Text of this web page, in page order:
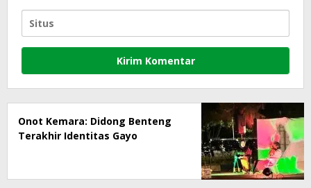
Onot Kemara: Didong Benteng
Terakhir Identitas Gayo